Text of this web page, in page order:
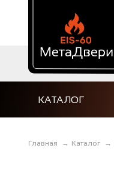
КАТАЛОГ
Главная → Каталог →